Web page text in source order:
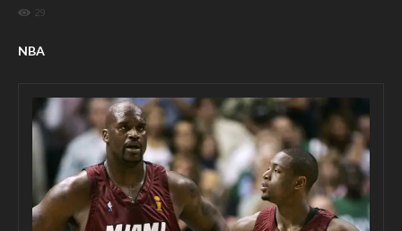
29
NBA